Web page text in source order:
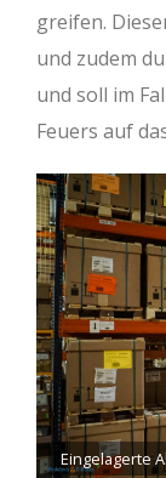
greifen.
und zudem
und soll im
Feuers auf
Eingelagerte